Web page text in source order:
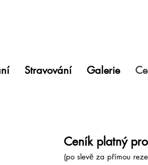
Stravování Galerie
Ceník platný pro
(po slevě za přímou